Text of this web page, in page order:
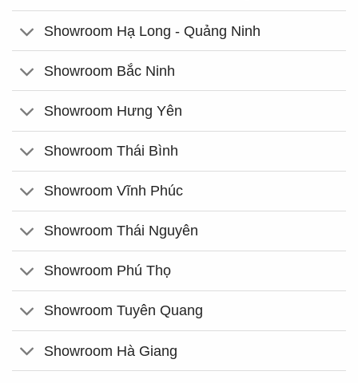
Showroom Hạ Long - Quảng Ninh
Showroom Bắc Ninh
Showroom Hưng Yên
Showroom Thái Bình
Showroom Vĩnh Phúc
Showroom Thái Nguyên
Showroom Phú Thọ
Showroom Tuyên Quang
Showroom Hà Giang